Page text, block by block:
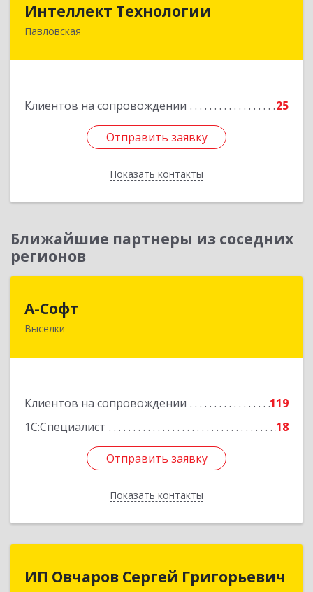
Интеллект Технологии
Павловская
Клиентов на сопровождении 25
Отправить заявку
Показать контакты
352040, Краснодарский край, Павловский р-н,
Отправить заявку
Назад
Ближайшие партнеры из соседних
регионов
А-Софт
Выселки
Клиентов на сопровождении
119
1С:Специалист
18
Отправить заявку
Показать контакты
353100, Краснодарский край, Выселковский
Отправить заявку
Назад
ИП Овчаров Сергей Григорьевич
ИП Овчаров Сергей Григорьевич